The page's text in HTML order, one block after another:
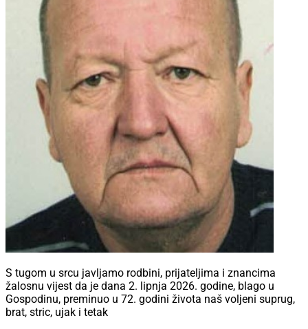
S tugom u srcu javljamo rodbini, prijateljima i znancima
žalosnu vijest da je dana 2. lipnja 2026. godine, blago u
Gospodinu, preminuo u 72. godini života naš voljeni suprug,
brat, stric, ujak i tetak